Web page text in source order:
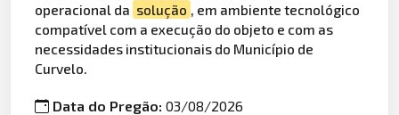
operacional da solução , em ambiente tecnológico
compatível com a execução do objeto e com as
necessidades institucionais do Município de
Curvelo.
Data do Pregão:03/08/2026